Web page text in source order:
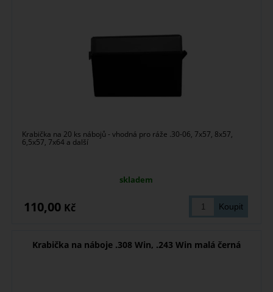
Krabička na 20 ks nábojů - vhodná pro ráže .30-06, 7x57, 8x57,
6,5x57, 7x64 a další
skladem
110,00 Kč
Krabička na náboje .308 Win, .243 Win malá černá